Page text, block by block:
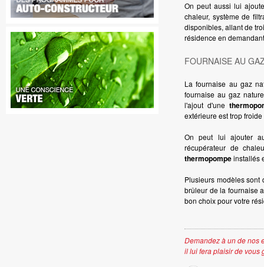
On peut aussi lui
chaleur, système de
disponibles, allant de
résidence en
FOURNAISE AU
La fournaise au gaz
fournaise au gaz
l'ajout d'une
extérieure est trop
On peut lui ajouter
récupérateur de
thermopompeinstallés
Plusieurs modèles
brûleur de la fournaise
bon choix pour votre
Demandez à un de nos
il lui fera plaisir de vous